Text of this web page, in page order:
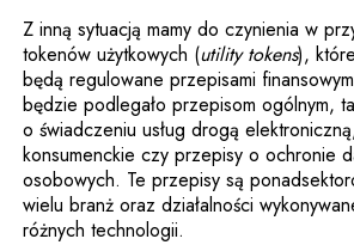
Z inną sytuacją mamy do czynienia w
tokenów użytkowych (utility tokens),
będą regulowane przepisami
będzie podlegało przepisom ogólnym,
o świadczeniu usług drogą
konsumenckie czy przepisy o ochronie
osobowych. Te przepisy są
wielu branż oraz działalności
różnych technologii.